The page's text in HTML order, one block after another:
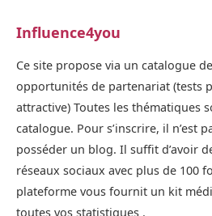
Influence4you
Ce site propose via un catalogue
opportunités de partenariat (tests
attractive) Toutes les thématiques
catalogue. Pour s’inscrire, il n’est
posséder un blog. Il suffit d’avoir
réseaux sociaux avec plus de 100
plateforme vous fournit un kit
toutes vos statistiques .